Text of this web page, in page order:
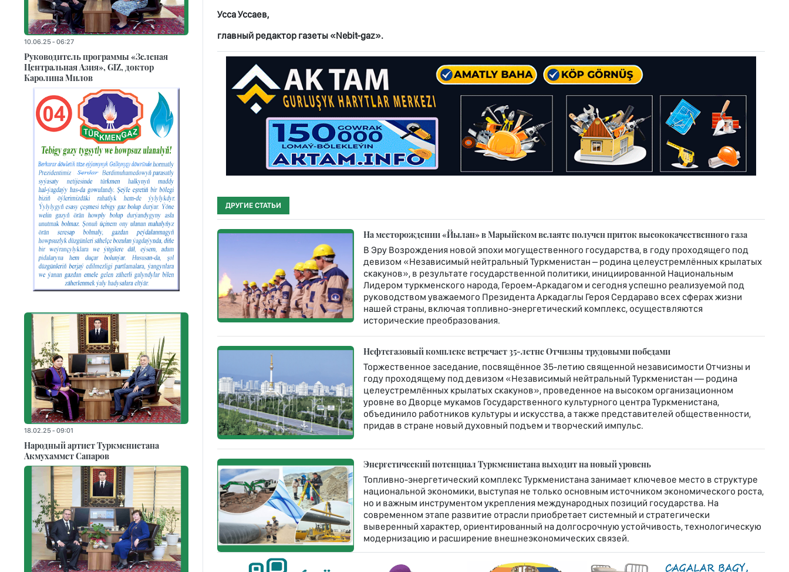
Усса Уссаев,
главный редактор газеты «Nebit-gaz».
ДРУГИЕ СТАТЬИ
На месторождении «Йылан» в Марыйском велаяте получен приток высококачественного газа
В Эру Возрождения новой эпохи могущественного государства, в году проходящего под
девизом «Независимый нейтральный Туркменистан – родина целеустремлённых крылатых
скакунов», в результате государственной политики, инициированной Национальным
Лидером туркменского народа, Героем-Аркадагом и сегодня успешно реализуемой под
руководством уважаемого Президента Аркадаглы Героя Сердараво всех сферах жизни
нашей страны, включая топливно-энергетический комплекс, осуществляются
исторические преобразования.
Нефтегазовый комплекс встречает 35-летне Отчизны трудовыми победами
Торжественное заседание, посвящённое 35-летию священной независимости Отчизны и
году проходящему под девизом «Независимый нейтральный Туркменистан — родина
целеустремлённых крылатых скакунов», проведенное на высоком организационном
уровне во Дворце мукамов Государственного культурного центра Туркменистана,
объединило работников культуры и искусства, а также представителей общественности,
придав в стране новый духовный подъем и творческий импульс.
Энергетический потенциал Туркменистана выходит на новый уровень
Топливно-энергетический комплекс Туркменистана занимает ключевое место в структуре
национальной экономики, выступая не только основным источником экономического роста,
но и важным инструментом укрепления международных позиций государства. На
современном этапе развитие отрасли приобретает системный и стратегически
выверенный характер, ориентированный на долгосрочную устойчивость, технологическую
модернизацию и расширение внешнеэкономических связей.
10.06.25 - 06:27
Руководитель программы «Зеленая
Центральная Азия», GIZ, доктор
Каролина Милов
18.02.25 - 09:01
Народный артист Туркменистана
Акмухаммет Сапаров